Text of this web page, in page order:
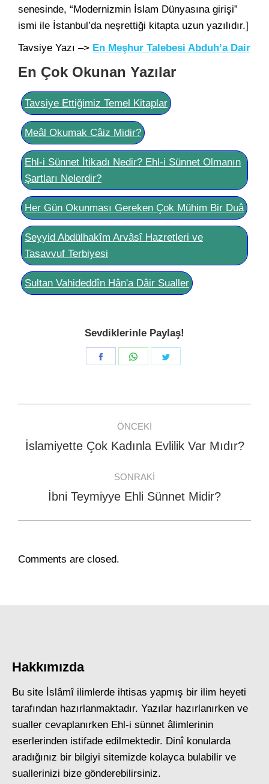
senesinde, “Modernizmin İslam Dünyasına girişi”
ismi ile İstanbul’da neşrettiği kitapta uzun yazılıdır.]
Tavsiye Yazı –> En Meşhur Talebesi Abduh’a Dair
En Çok Okunan Yazılar
Tavsiye Ettiğimiz Temel Kitaplar
Meâl Okumak Câiz Midir?
Ehl-i Sünnet İtikadı Nedir? Ehl-i Sünnet Olmanın
Şartları Nelerdir?
Her Gün Okunması Gereken Çok Mühim Bir Duâ
Seyyid Abdülhakîm Arvâsî Hazretleri ve
Tasavvuf Terbiyesi
Sultan Vahideddîn Hân'a Dâir Sualler
Sevdiklerinle Paylaş!
Share
Share
navigation
ÖNCEKI
Previous
İslamiyette Çok Kadınla Evlilik Var Mıdır?
SONRAKI
Next
İbni Teymiyye Ehli Sünnet Midir?
Comments are closed.
Hakkımızda
Bu site İslâmî ilimlerde ihtisas yapmış bir ilim heyeti
tarafından hazırlanmaktadır. Yazılar hazırlanırken ve
sualler cevaplanırken Ehl-i sünnet âlimlerinin
eserlerinden istifade edilmektedir. Dinî konularda
aradığınız bir bilgiyi sitemizde kolayca bulabilir ve
suallerinizi bize gönderebilirsiniz.